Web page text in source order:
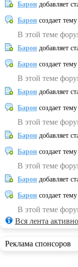
Барон добавляет
Барон создает тему
В этой теме
Барон добавляет
Барон создает тему
В этой теме
Барон добавляет
Барон создает тему
В этой теме
Барон добавляет
Барон создает тему
В этой теме
Барон добавляет
Барон создает тему
В этой теме
Вся лента
Реклама спонсоров